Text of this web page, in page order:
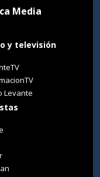
Media
y televisión
Levante